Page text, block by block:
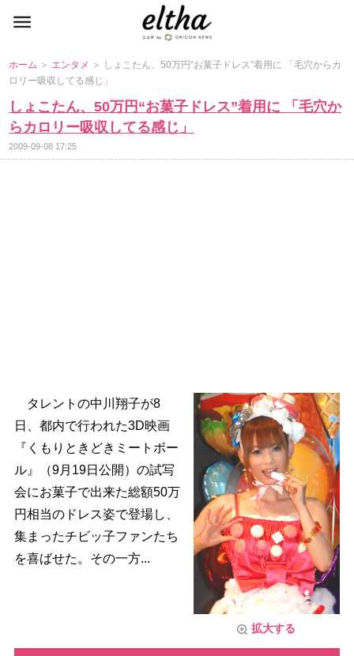
ホーム ＞ エンタメ ＞ しょこたん、50万円“お菓子ドレス”着用に 「毛穴からカ
ロリー吸収してる感じ」
しょこたん、50万円“お菓子ドレス”着用に 「毛穴か
らカロリー吸収してる感じ」
2009-09-08 17:25
拡大する
タレントの中川翔子が8
日、都内で行われた3D映画
『くもりときどきミートボー
ル』（9月19日公開）の試写
会にお菓子で出来た総額50万
円相当のドレス姿で登場し、
集まったチビッ子ファンたち
を喜ばせた。その一方...